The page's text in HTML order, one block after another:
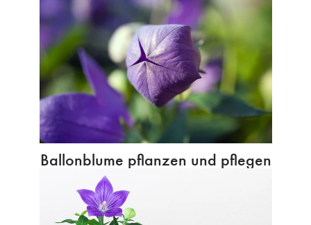
Ballonblume pflanzen und pflegen